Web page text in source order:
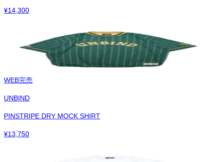
¥14,300
WEB完売
UNBIND
PINSTRIPE DRY MOCK SHIRT
¥13,750